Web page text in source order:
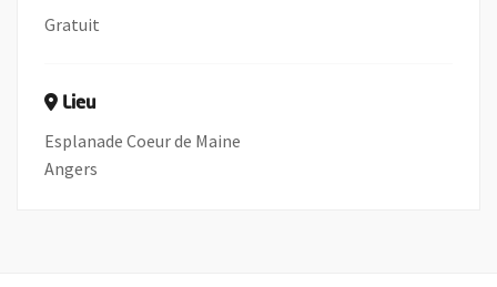
Gratuit
Lieu
Esplanade Coeur de Maine
Angers